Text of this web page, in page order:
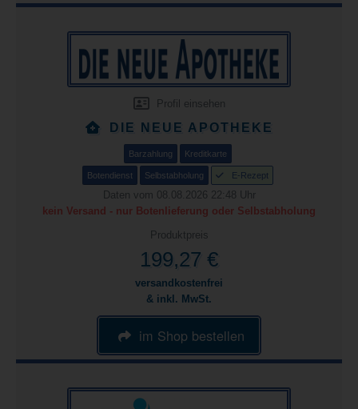
Profil einsehen
DIE NEUE APOTHEKE
Barzahlung Kreditkarte
Botendienst Selbstabholung E-Rezept
Daten vom 08.08.2026 22:48 Uhr
kein Versand - nur Botenlieferung oder Selbstabholung
Produktpreis
199,27 €
versandkostenfrei
& inkl. MwSt.
im Shop bestellen